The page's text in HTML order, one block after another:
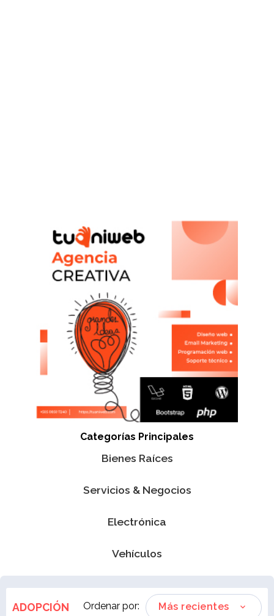
Categorías Principales
Bienes Raíces
Servicios & Negocios
Electrónica
Vehículos
ADOPCIÓN Más recientes
Ordenar por: